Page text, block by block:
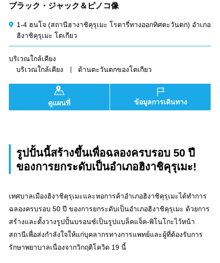
ブラック・ジャック＆ピノコ像
1-4 ฮนโจ (สถานีฮางาชิคุรุเมะ โรตารี่ทางออกทิศตะวันตก) อำเภอ
ฮิงาชิคุรุเมะ โตเกียว
บริเวณใกล้เคียง
บริเวณใกล้เคียง
ด้านตะวันตกของโตเกียว
ดูแผนที่ ข้อมูลการเดินทาง
รูปปั้นนี้สร้างขึ้นเพื่อฉลองครบรอบ 50 ปี
ของการยกระดับเป็นอำเภอฮิงาชิคุรุเมะ!
เทศบาลเมืองฮิงาชิคุรุเมะและหอการค้าอำเภอฮิงาชิคุรุเมะได้ทำการ
ฉลองครบรอบ 50 ปี ของการยกระดับเป็นอำเภอฮิงาชิคุรุเมะ ด้วยการ
สร้างและตั้งวางรูปปั้นบรอนซ์เป็นรูปแบล็คแจ็ค-พิโนโกะไว้หน้า
สถานีเพื่อส่งกำลังใจให้แก่บุคลากรทางการแพทย์และผู้ที่ต้องรับการ
รักษาพยาบาลเนื่องจากวิกฤติโควิด 19 นี้